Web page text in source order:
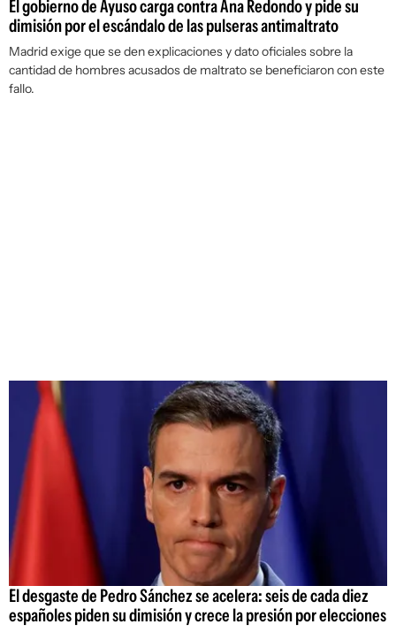
El gobierno de Ayuso carga contra Ana Redondo y pide su
dimisión por el escándalo de las pulseras antimaltrato
Madrid exige que se den explicaciones y dato oficiales sobre la
cantidad de hombres acusados de maltrato se beneficiaron con este
fallo.
El desgaste de Pedro Sánchez se acelera: seis de cada diez
españoles piden su dimisión y crece la presión por elecciones